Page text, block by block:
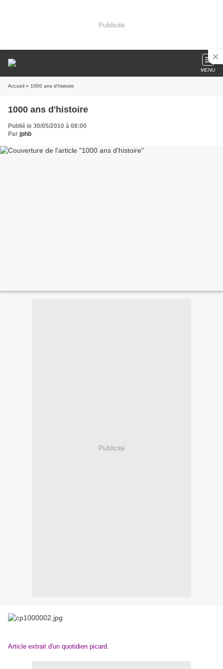
Publicité
MENU
Accueil » 1000 ans d'histoire
1000 ans d'histoire
Publié le 30/05/2010 à 08:00
Par jphb
Publicité
Article extrait d'un quotidien picard.